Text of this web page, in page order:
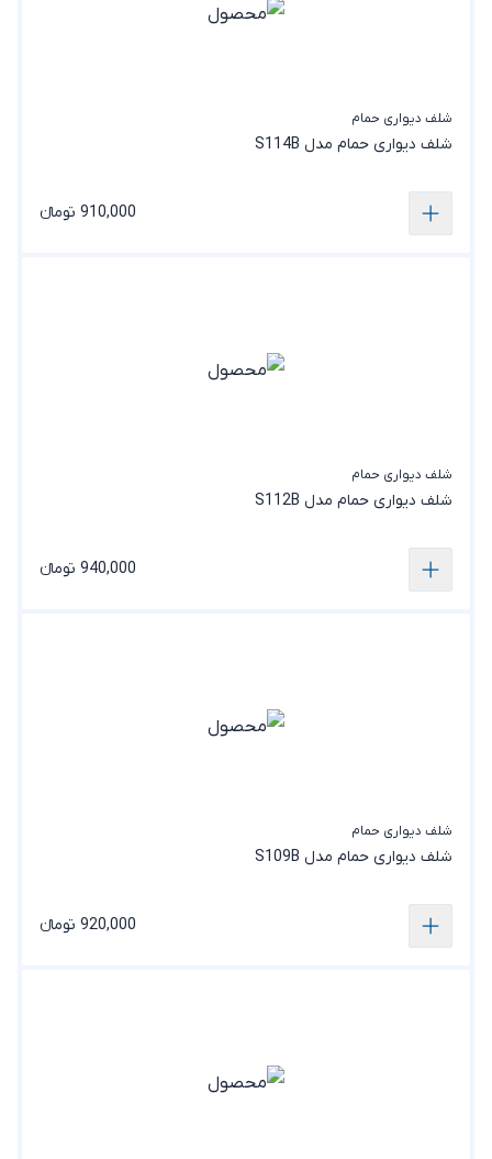
شلف دیواری حمام
شلف دیواری حمام مدل S114B
910,000 تومانء
شلف دیواری حمام
شلف دیواری حمام مدل S112B
940,000 تومانء
شلف دیواری حمام
شلف دیواری حمام مدل S109B
920,000 تومانء